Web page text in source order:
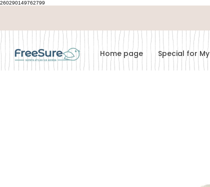
260290149762799
Home page Special for